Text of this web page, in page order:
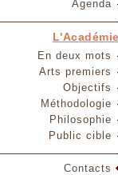
Agenda
L'Académie
En deux mots
Arts premiers
Objectifs
Méthodologie
Philosophie
Public cible
Contacts